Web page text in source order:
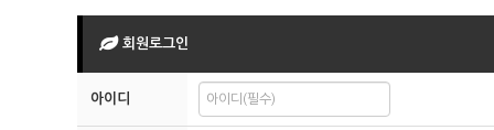
회원로그인
아이디